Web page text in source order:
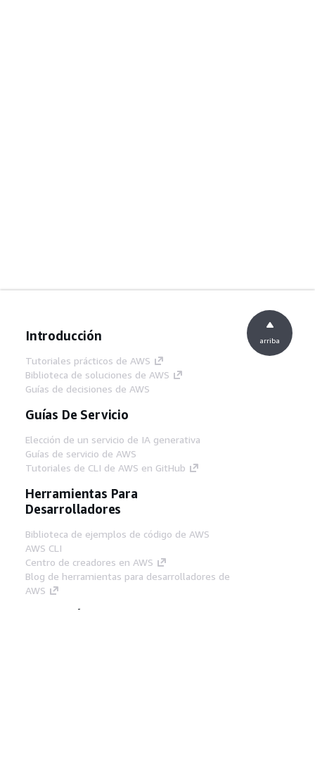
Introducción
Tutoriales prácticos de AWS
Biblioteca de soluciones de AWS
Guías de decisiones de AWS
Guías De Servicio
Elección de un servicio de IA generativa
Guías de servicio de AWS
Tutoriales de CLI de AWS en GitHub
Herramientas Para
Desarrolladores
Biblioteca de ejemplos de código de AWS
AWS CLI
Centro de creadores en AWS
Blog de herramientas para desarrolladores de
AWS
arriba